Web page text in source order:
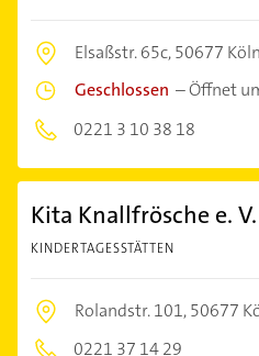
Elsaßstr. 65c,50677 Köln
Geschlossen –Öffnet
0221 3 10 38 18
Kita Knallfrösche e. V.
KINDERTAGESSTÄTTEN
Rolandstr. 101,50677
0221 37 14 29